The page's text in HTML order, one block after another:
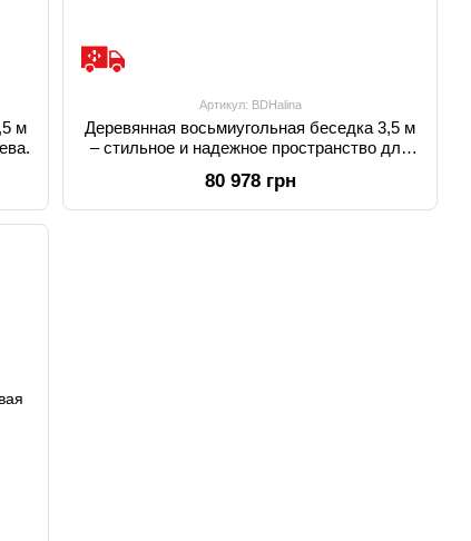
м
Артикул: BDHalina
Деревянная восьмиугольная беседка 3,5 м
– стильное и надежное пространство для
80 978 грн